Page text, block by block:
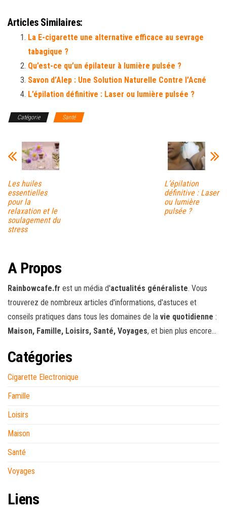
Articles Similaires:
La E-cigarette une alternative efficace au sevrage
tabagique ?
Qu’est-ce qu’un épilateur à lumière pulsée ?
Savon d’Alep : Une Solution Naturelle Contre l’Acné
L’épilation définitive : Laser ou lumière pulsée ?
Catégorie Santé
Les huiles
essentielles
pour la
relaxation et le
soulagement du
stress
L’épilation
définitive : Laser
ou lumière
pulsée ?
A Propos
Rainbowcafe.fr est un média d'actualités généraliste. Vous
trouverez de nombreux articles d'informations, d'astuces et
conseils pratiques dans tous les domaines de la vie quotidienne :
Maison, Famille, Loisirs, Santé, Voyages, et bien plus encore...
Catégories
Cigarette Electronique
Famille
Loisirs
Maison
Santé
Voyages
Liens